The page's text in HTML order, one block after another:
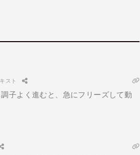
スト
子よく進むと、急にフリーズして動